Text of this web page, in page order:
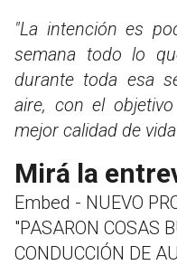
"La intención es
semana todo lo
durante toda esa
aire, con el
mejor calidad de
Mirá la
Embed - NUEVO
"PASARON COSAS
CONDUCCIÓN DE